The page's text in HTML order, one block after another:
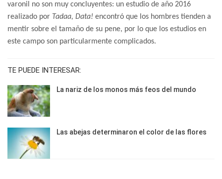
varonil no son muy concluyentes: un estudio de año 2016
realizado por Tadaa, Data! encontró que los hombres tienden a
mentir sobre el tamaño de su pene, por lo que los estudios en
este campo son particularmente complicados.
TE PUEDE INTERESAR:
La nariz de los monos más feos del mundo
Las abejas determinaron el color de las flores